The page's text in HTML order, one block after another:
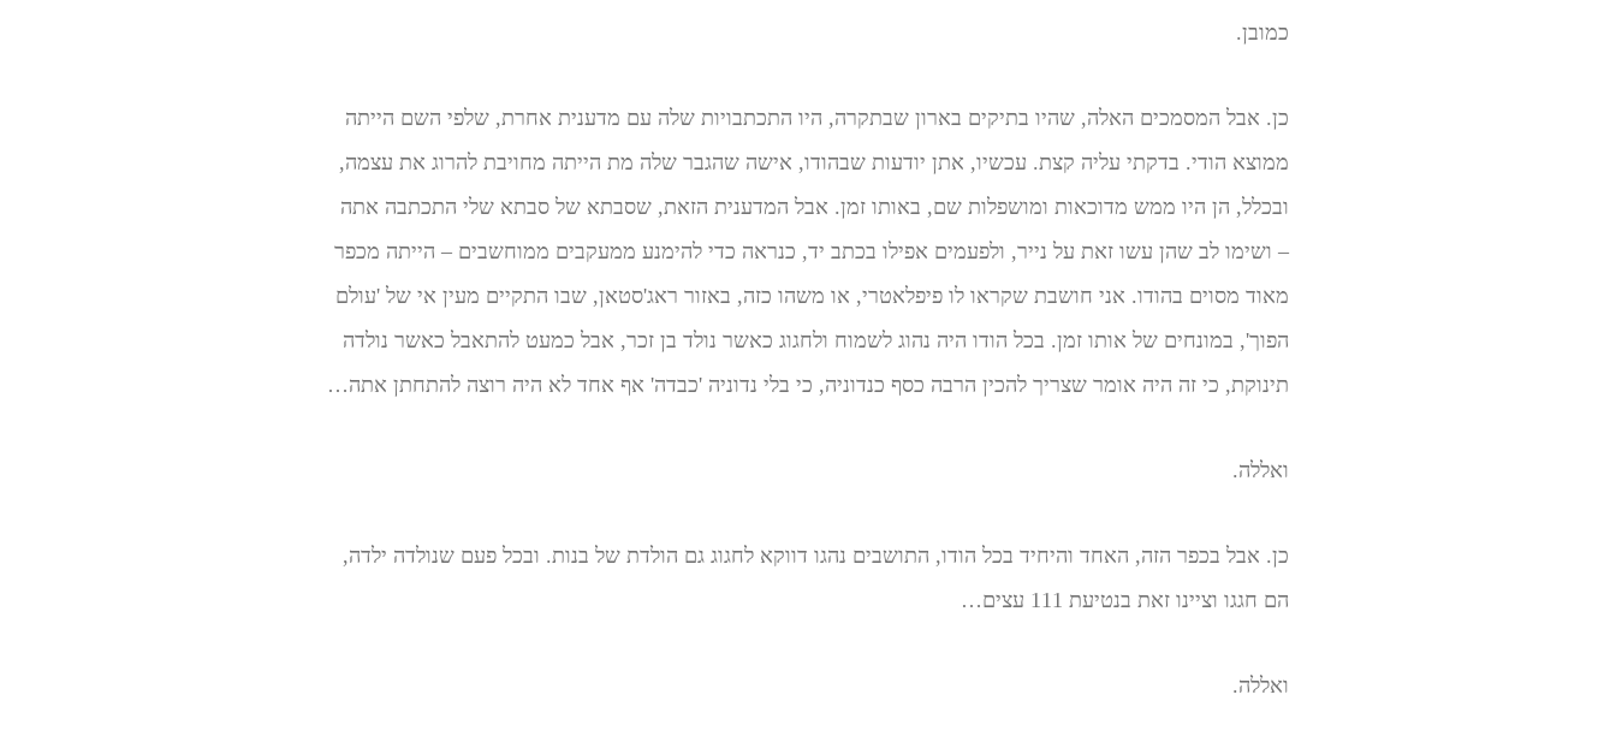
כמובן.
כן. אבל המסמכים האלה, שהיו בתיקים בארון שבתקרה, היו התכתבויות שלה עם מדענית אחרת, שלפי השם הייתה
ממוצא הודי. בדקתי עליה קצת. עכשיו, אתן יודעות שבהודו, אישה שהגבר שלה מת הייתה מחויבת להרוג את עצמה,
ובכלל, הן היו ממש מדוכאות ומושפלות שם, באותו זמן. אבל המדענית הזאת, שסבתא של סבתא שלי התכתבה אתה
– ושימו לב שהן עשו זאת על נייר, ולפעמים אפילו בכתב יד, כנראה כדי להימנע ממעקבים ממוחשבים – הייתה מכפר
מאוד מסוים בהודו. אני חושבת שקראו לו פיפלאטרי, או משהו כזה, באזור ראג'סטאן, שבו התקיים מעין אי של 'עולם
הפוך', במונחים של אותו זמן. בכל הודו היה נהוג לשמוח ולחגוג כאשר נולד בן זכר, אבל כמעט להתאבל כאשר נולדה
תינוקת, כי זה היה אומר שצריך להכין הרבה כסף כנדוניה, כי בלי נדוניה 'כבדה' אף אחד לא היה רוצה להתחתן אתה…
ואללה.
כן. אבל בכפר הזה, האחד והיחיד בכל הודו, התושבים נהגו דווקא לחגוג גם הולדת של בנות. ובכל פעם שנולדה ילדה,
הם חגגו וציינו זאת בנטיעת 111 עצים…
ואללה.